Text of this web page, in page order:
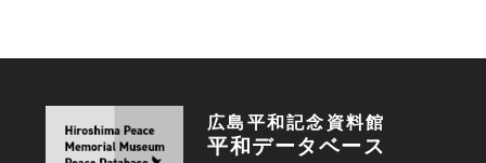
広島平和記念資料館
平和データベース